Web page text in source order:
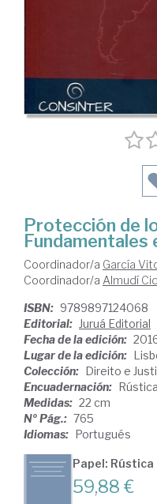
Protección de
Fundamentales
Coordinador/a García
Coordinador/a Almudí
ISBN: 9789897124068
Editorial: Juruá Editorial
Fecha de la edición:
Lugar de la edición:
Colección: Direito e
Encuadernación: Rústica
Medidas: 22 cm
Nº Pág.: 765
Idiomas: Portugués
Papel: Rústica
59,88 €